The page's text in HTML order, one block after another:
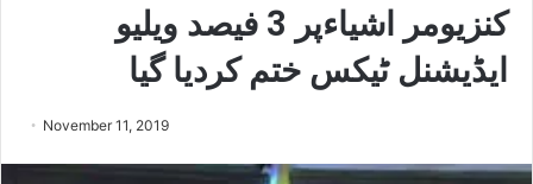
کنزیومر اشیاءپر 3 فیصد ویلیو
ایڈیشنل ٹیکس ختم کردیا گیا
November 11, 2019